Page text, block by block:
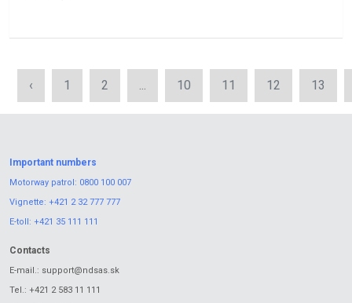
‹ 1 2 ... 10 11 12 13
Important numbers
Motorway patrol: 0800 100 007
Vignette: +421 2 32 777 777
E-toll: +421 35 111 111
Contacts
E-mail.: support@ndsas.sk
Tel.: +421 2 583 11 111